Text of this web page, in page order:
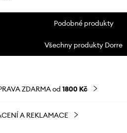
Podobné produkty
Všechny produkty Dorre
ZDARMA od 1800 Kč
A REKLAMACE